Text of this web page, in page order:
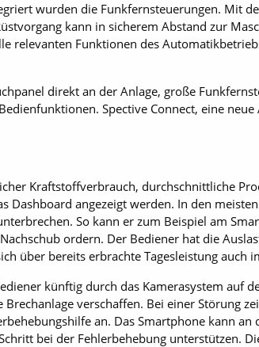
wurden die Funkfernsteuerungen. Mit
kann in sicherem Abstand zur
relevanten Funktionen des
direkt an der Anlage, große
Spective Connect, eine
Kraftstoffverbrauch, durchschnittliche
Dashboard angezeigt werden. In den
So kann er zum Beispiel am
ordern. Der Bediener hat die
über bereits erbrachte Tagesleistung
künftig durch das Kamerasystem auf
verschaffen. Bei einer Störung
an. Das Smartphone kann
bei der Fehlerbehebung unterstützen.